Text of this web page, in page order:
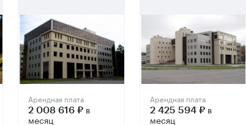
Арендная плата
2 008 616 ₽ в
месяц
Арендная плата
2 425 594 ₽в
месяц